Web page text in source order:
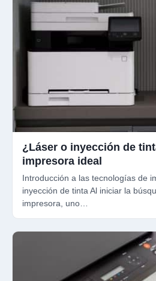
¿Láser o inyección de
impresora ideal
Introducción a las tecnologías de
inyección de tinta Al iniciar la
impresora, uno…